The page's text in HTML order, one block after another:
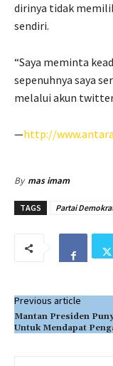
dirinya tidak
sendiri.
“Saya meminta
sepenuhnya saya
melalui akun
—http://
By mas imam
TAGS Partai
Previous article
Mantan Presiden
Untuk Mendapat